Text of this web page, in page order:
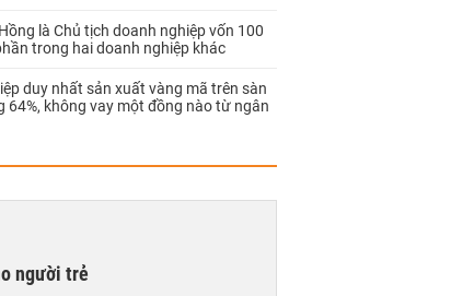
là Chủ tịch doanh nghiệp vốn 100
trong hai doanh nghiệp khác
duy nhất sản xuất vàng mã trên sàn
64%, không vay một đồng nào từ ngân
người trẻ